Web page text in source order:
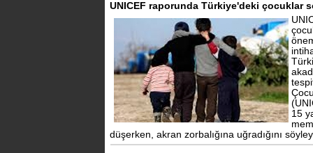
UNICEF raporunda Türkiye'deki çocuklar
15
düşerken, akran zorbalığına uğradığını